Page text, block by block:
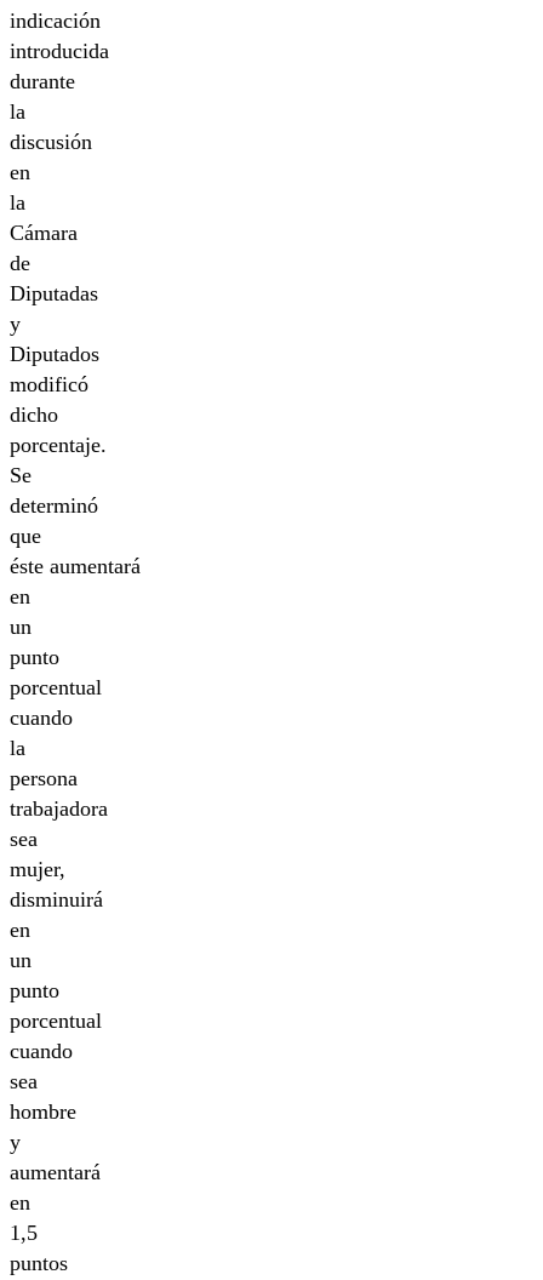
indicación
introducida
durante
la
discusión
en
la
Cámara
de
Diputadas
y
Diputados
modificó
dicho
porcentaje.
Se
determinó
que
éste aumentará
en
un
punto
porcentual
cuando
la
persona
trabajadora
sea
mujer,
disminuirá
en
un
punto
porcentual
cuando
sea
hombre
y
aumentará
en
1,5
puntos